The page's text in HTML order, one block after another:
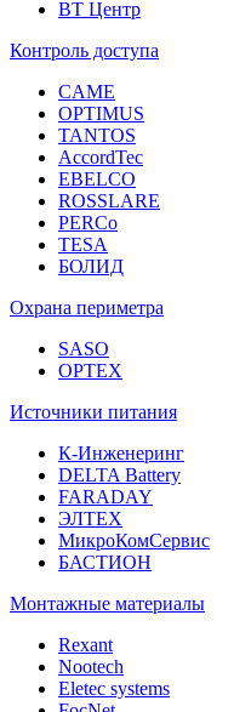
ВТ Центр
Контроль доступа
CAME
OPTIMUS
TANTOS
AccordTec
EBELCO
ROSSLARE
PERCo
TESA
БОЛИД
Охрана периметра
SASO
OPTEX
Источники питания
К-Инженеринг
DELTA Battery
FARADAY
ЭЛТЕХ
МикроКомСервис
БАСТИОН
Монтажные материалы
Rexant
Nootech
Eletec systems